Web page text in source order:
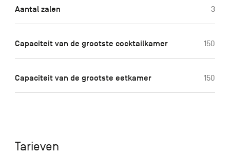
Aantal zalen 3
Capaciteit van de grootste cocktailkamer 150
Capaciteit van de grootste eetkamer 150
Tarieven